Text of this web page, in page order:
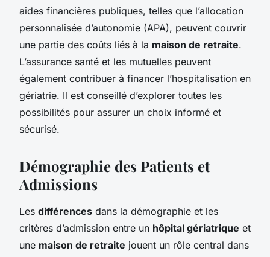
aides financières publiques, telles que l’allocation
personnalisée d’autonomie (APA), peuvent couvrir
une partie des coûts liés à la maison de retraite.
L’assurance santé et les mutuelles peuvent
également contribuer à financer l’hospitalisation en
gériatrie. Il est conseillé d’explorer toutes les
possibilités pour assurer un choix informé et
sécurisé.
Démographie des Patients et
Admissions
Les différences dans la démographie et les
critères d’admission entre un hôpital gériatrique et
une maison de retraite jouent un rôle central dans